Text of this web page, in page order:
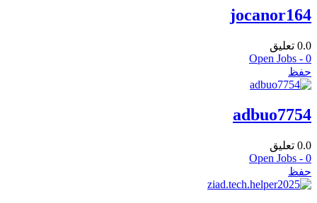
jocanor164
0.0 تعليق
Open Jobs - 0
حفظ
adbuo7754
0.0 تعليق
Open Jobs - 0
حفظ